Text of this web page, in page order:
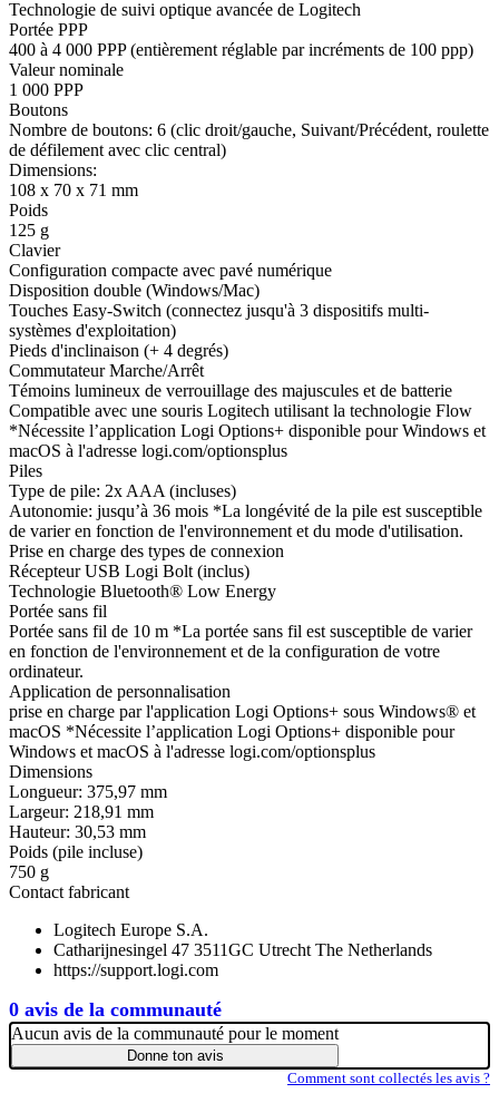
0 avis de la communauté
Technologie de suivi optique avancée de Logitech
Portée PPP
400 à 4 000 PPP (entièrement réglable par incréments de 100 ppp)
Valeur nominale
1 000 PPP
Boutons
Nombre de boutons: 6 (clic droit/gauche, Suivant/Précédent, roulette
de défilement avec clic central)
Dimensions:
108 x 70 x 71 mm
Poids
125 g
Clavier
Configuration compacte avec pavé numérique
Disposition double (Windows/Mac)
Touches Easy-Switch (connectez jusqu'à 3 dispositifs multi-
systèmes d'exploitation)
Pieds d'inclinaison (+ 4 degrés)
Commutateur Marche/Arrêt
Témoins lumineux de verrouillage des majuscules et de batterie
Compatible avec une souris Logitech utilisant la technologie Flow
*Nécessite l’application Logi Options+ disponible pour Windows et
macOS à l'adresse logi.com/optionsplus
Piles
Type de pile: 2x AAA (incluses)
Autonomie: jusqu’à 36 mois *La longévité de la pile est susceptible
de varier en fonction de l'environnement et du mode d'utilisation.
Prise en charge des types de connexion
Récepteur USB Logi Bolt (inclus)
Technologie Bluetooth® Low Energy
Portée sans fil
Portée sans fil de 10 m *La portée sans fil est susceptible de varier
en fonction de l'environnement et de la configuration de votre
ordinateur.
Application de personnalisation
prise en charge par l'application Logi Options+ sous Windows® et
macOS *Nécessite l’application Logi Options+ disponible pour
Windows et macOS à l'adresse logi.com/optionsplus
Dimensions
Longueur: 375,97 mm
Largeur: 218,91 mm
Hauteur: 30,53 mm
Poids (pile incluse)
750 g
Contact fabricant
Logitech Europe S.A.
Catharijnesingel 47 3511GC Utrecht The Netherlands
https://support.logi.com
Aucun avis de la communauté pour le moment
Donne ton avis
Comment sont collectés les avis ?